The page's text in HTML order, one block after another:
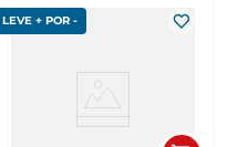
LEVE + POR -